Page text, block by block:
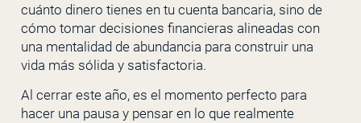
cuánto dinero tienes en tu cuenta bancaria, sino de
cómo tomar decisiones financieras alineadas con
una mentalidad de abundancia para construir una
vida más sólida y satisfactoria.
Al cerrar este año, es el momento perfecto para
hacer una pausa y pensar en lo que realmente